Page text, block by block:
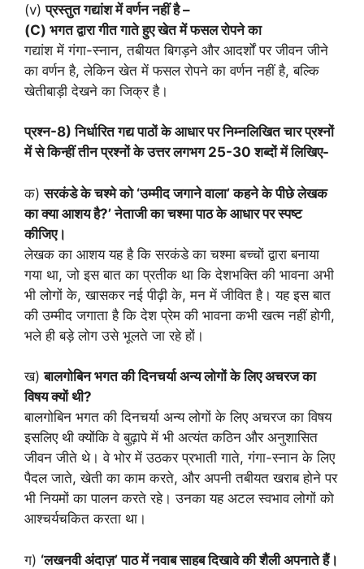
(v)प्रस्तुत गद्यांश में वर्णन नहीं है –
(C) भगत द्वारा गीत गाते हुए खेत में फसल रोपने का
गद्यांश में गंगा-स्नान, तबीयत बिगड़ने और आदर्शों पर जीवन जीने
का वर्णन है, लेकिन खेत में फसल रोपने का वर्णन नहीं है, बल्कि
खेतीबाड़ी देखने का जिक्र है।
प्रश्न-8) निर्धारित गद्य पाठों के आधार पर निम्नलिखित चार प्रश्नों
में से किन्हीं तीन प्रश्नों के उत्तर लगभग 25-30 शब्दों में लिखिए-
क)सरकंडे के चश्मे को ‘उम्मीद जगाने वाला’ कहने के पीछे लेखक
का क्या आशय है?’ नेताजी का चश्मा पाठ के आधार पर स्पष्ट
कीजिए।
लेखक का आशय यह है कि सरकंडे का चश्मा बच्चों द्वारा बनाया
गया था, जो इस बात का प्रतीक था कि देशभक्ति की भावना अभी
भी लोगों के, खासकर नई पीढ़ी के, मन में जीवित है। यह इस बात
की उम्मीद जगाता है कि देश प्रेम की भावना कभी खत्म नहीं होगी,
भले ही बड़े लोग उसे भूलते जा रहे हों।
ख)बालगोबिन भगत की दिनचर्या अन्य लोगों के लिए अचरज का
विषय क्यों थी?
बालगोबिन भगत की दिनचर्या अन्य लोगों के लिए अचरज का विषय
इसलिए थी क्योंकि वे बुढ़ापे में भी अत्यंत कठिन और अनुशासित
जीवन जीते थे। वे भोर में उठकर प्रभाती गाते, गंगा-स्नान के लिए
पैदल जाते, खेती का काम करते, और अपनी तबीयत खराब होने पर
भी नियमों का पालन करते रहे। उनका यह अटल स्वभाव लोगों को
आश्चर्यचकित करता था।
ग) ‘लखनवी अंदाज़’ पाठ में नवाब साहब दिखावे की शैली अपनाते हैं।